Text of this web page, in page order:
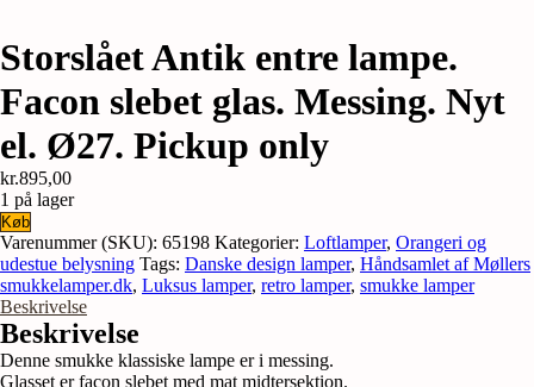
Storslået Antik entre lampe.
Facon slebet glas. Messing. Nyt
el. Ø27. Pickup only
kr.895,00
1 på lager
Storslået
Antik
entre
lampe.
Facon
slebet
glas.
Messing.
Køb
Varenummer (SKU): 65198 Kategorier: Loftlamper, Orangeri og
udestue belysning Tags: Danske design lamper, Håndsamlet af Møllers
smukkelamper.dk, Luksus lamper, retro lamper, smukke lamper
Beskrivelse
Beskrivelse
Denne smukke klassiske lampe er i messing.
Glasset er facon slebet med mat midtersektion.